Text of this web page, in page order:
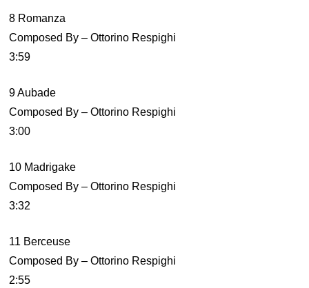
8 Romanza
Composed By – Ottorino Respighi
3:59
9 Aubade
Composed By – Ottorino Respighi
3:00
10 Madrigake
Composed By – Ottorino Respighi
3:32
11 Berceuse
Composed By – Ottorino Respighi
2:55